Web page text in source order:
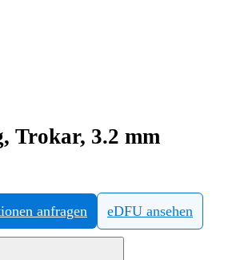
Trokar, 3.2 mm
anfragen eDFU ansehen